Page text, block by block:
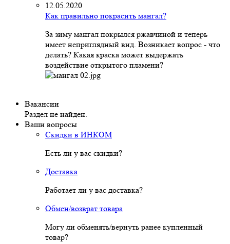
12.05.2020
Как правильно покрасить мангал?
За зиму мангал покрылся ржавчиной и теперь
имеет неприглядный вид. Возникает вопрос - что
делать? Какая краска может выдержать
воздействие открытого пламени?
Вакансии
Раздел не найден.
Ваши вопросы
Скидки в ИНКОМ
Есть ли у вас скидки?
Доставка
Работает ли у вас доставка?
Обмен/возврат товара
Могу ли обменять/вернуть ранее купленный
товар?